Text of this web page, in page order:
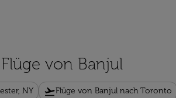
von Banjul
NY flight_takeoffFlüge von Banjul nach Toronto